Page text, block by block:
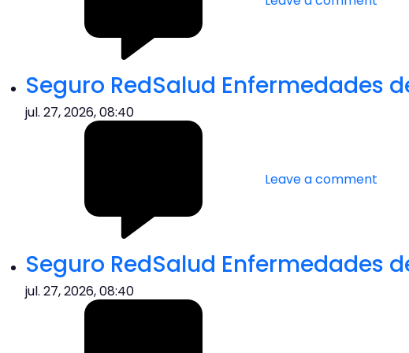
Seguro RedSalud Enfermedades
jul. 27, 2026, 08:40
Leave a comment
Seguro RedSalud Enfermedades
jul. 27, 2026, 08:40